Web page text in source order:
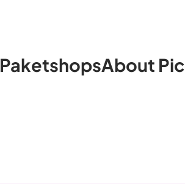
PaketshopsAbout